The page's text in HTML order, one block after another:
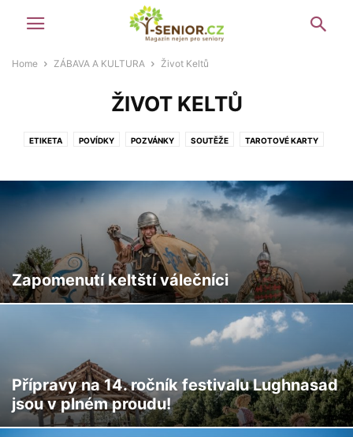
Home ZÁBAVA A KULTURA Život Keltů
ŽIVOT KELTŮ
ETIKETA POVÍDKY POZVÁNKY SOUTĚŽE TAROTOVÉ KARTY
Zapomenutí keltští válečníci
Přípravy na 14. ročník festivalu Lughnasad
jsou v plném proudu!